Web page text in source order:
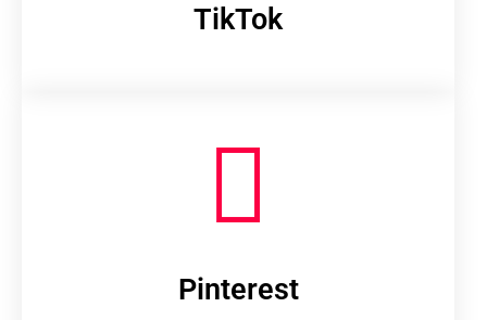
TikTok
Pinterest